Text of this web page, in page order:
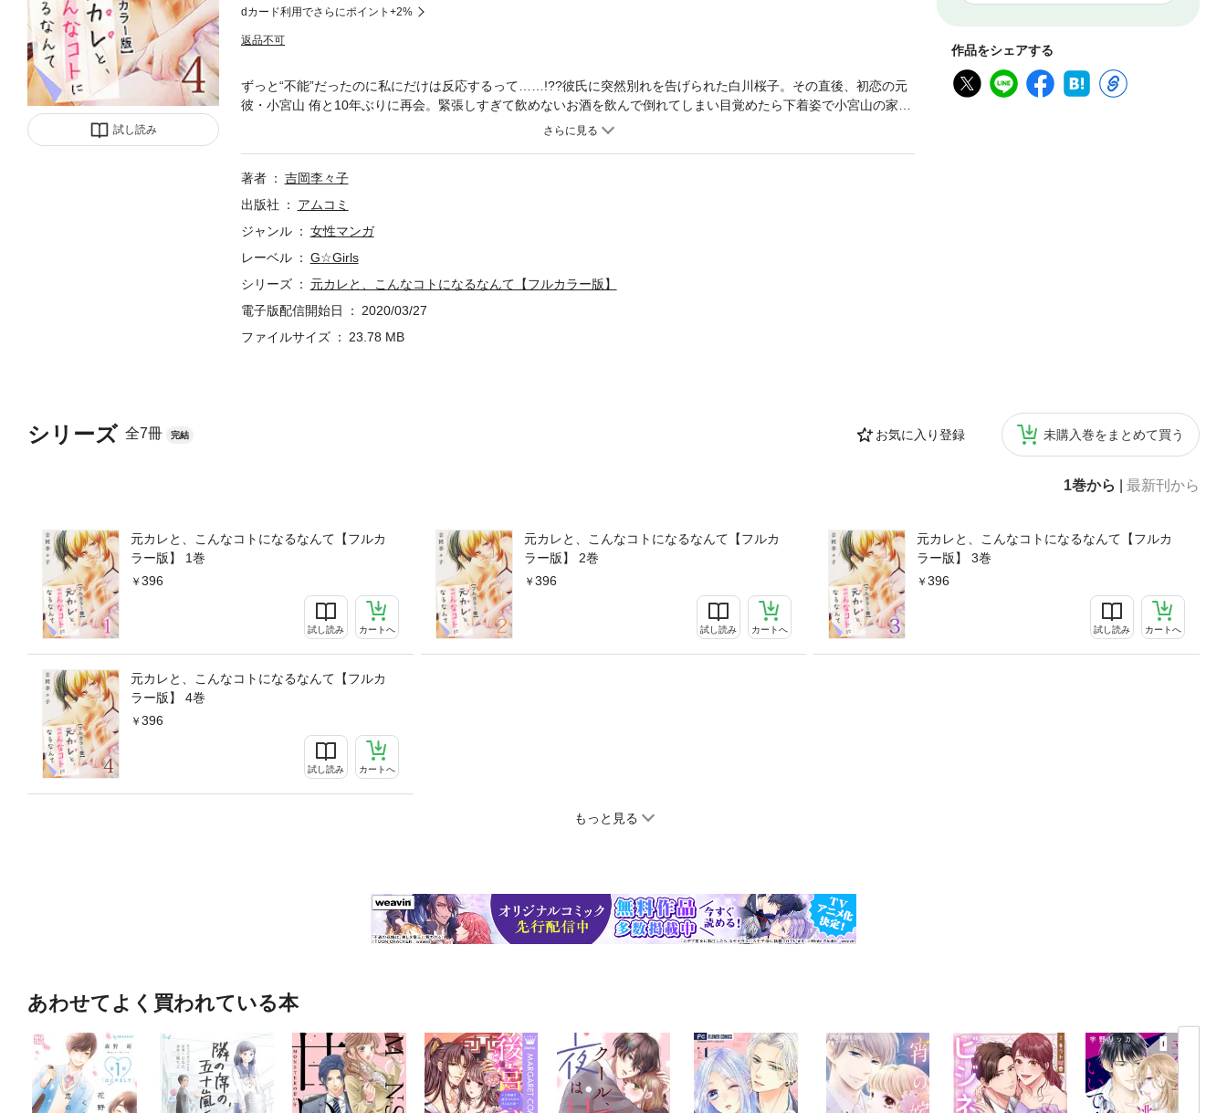
試し読み
dカード利用でさらにポイント+2%
返品不可
作品をシェアする
シリーズ 全7冊 完結 お気に入り登録 未購入巻をまとめて買う
1巻から 最新刊から
元カレと、こんなコトになるなんて【フルカ
ラー版】 1巻
396
試し読み カートへ
元カレと、こんなコトになるなんて【フルカ
ラー版】 2巻
396
試し読み カートへ
元カレと、こんなコトになるなんて【フルカ
ラー版】 3巻
396
試し読み カートへ
元カレと、こんなコトになるなんて【フルカ
ラー版】 4巻
396
試し読み カートへ
もっと見る
ずっと“不能”だったのに私にだけは反応するって……!??彼氏に突然別れを告げられた白川桜子。その直後、初恋の元
彼・小宮山 侑と10年ぶりに再会。緊張しすぎて飲めないお酒を飲んで倒れてしまい目覚めたら下着姿で小宮山の家の
ベッドに!!目の前には半裸の小宮山!!しかも、彼はここ数年ずっと誰としても“ダメ”だったのに桜子には反応し「これ
になります。
著者
吉岡李々子
出版社
アムコミ
ジャンル
女性マンガ
レーベル
G☆Girls
シリーズ
元カレと、こんなコトになるなんて【フルカラー版】
電子版配信開始日
2020/03/27
ファイルサイズ
23.78 MB
あわせてよく買われている本